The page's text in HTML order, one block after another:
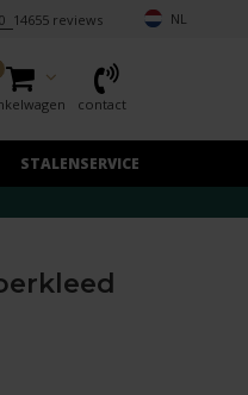
14655 reviews NL
contact
STALENSERVICE